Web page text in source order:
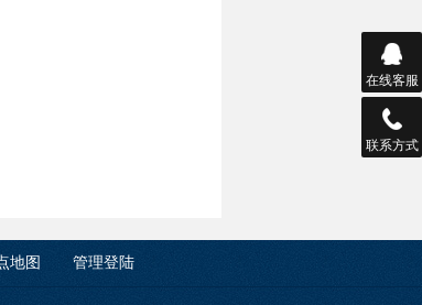
地图 管理登陆
在线客服
联系方式